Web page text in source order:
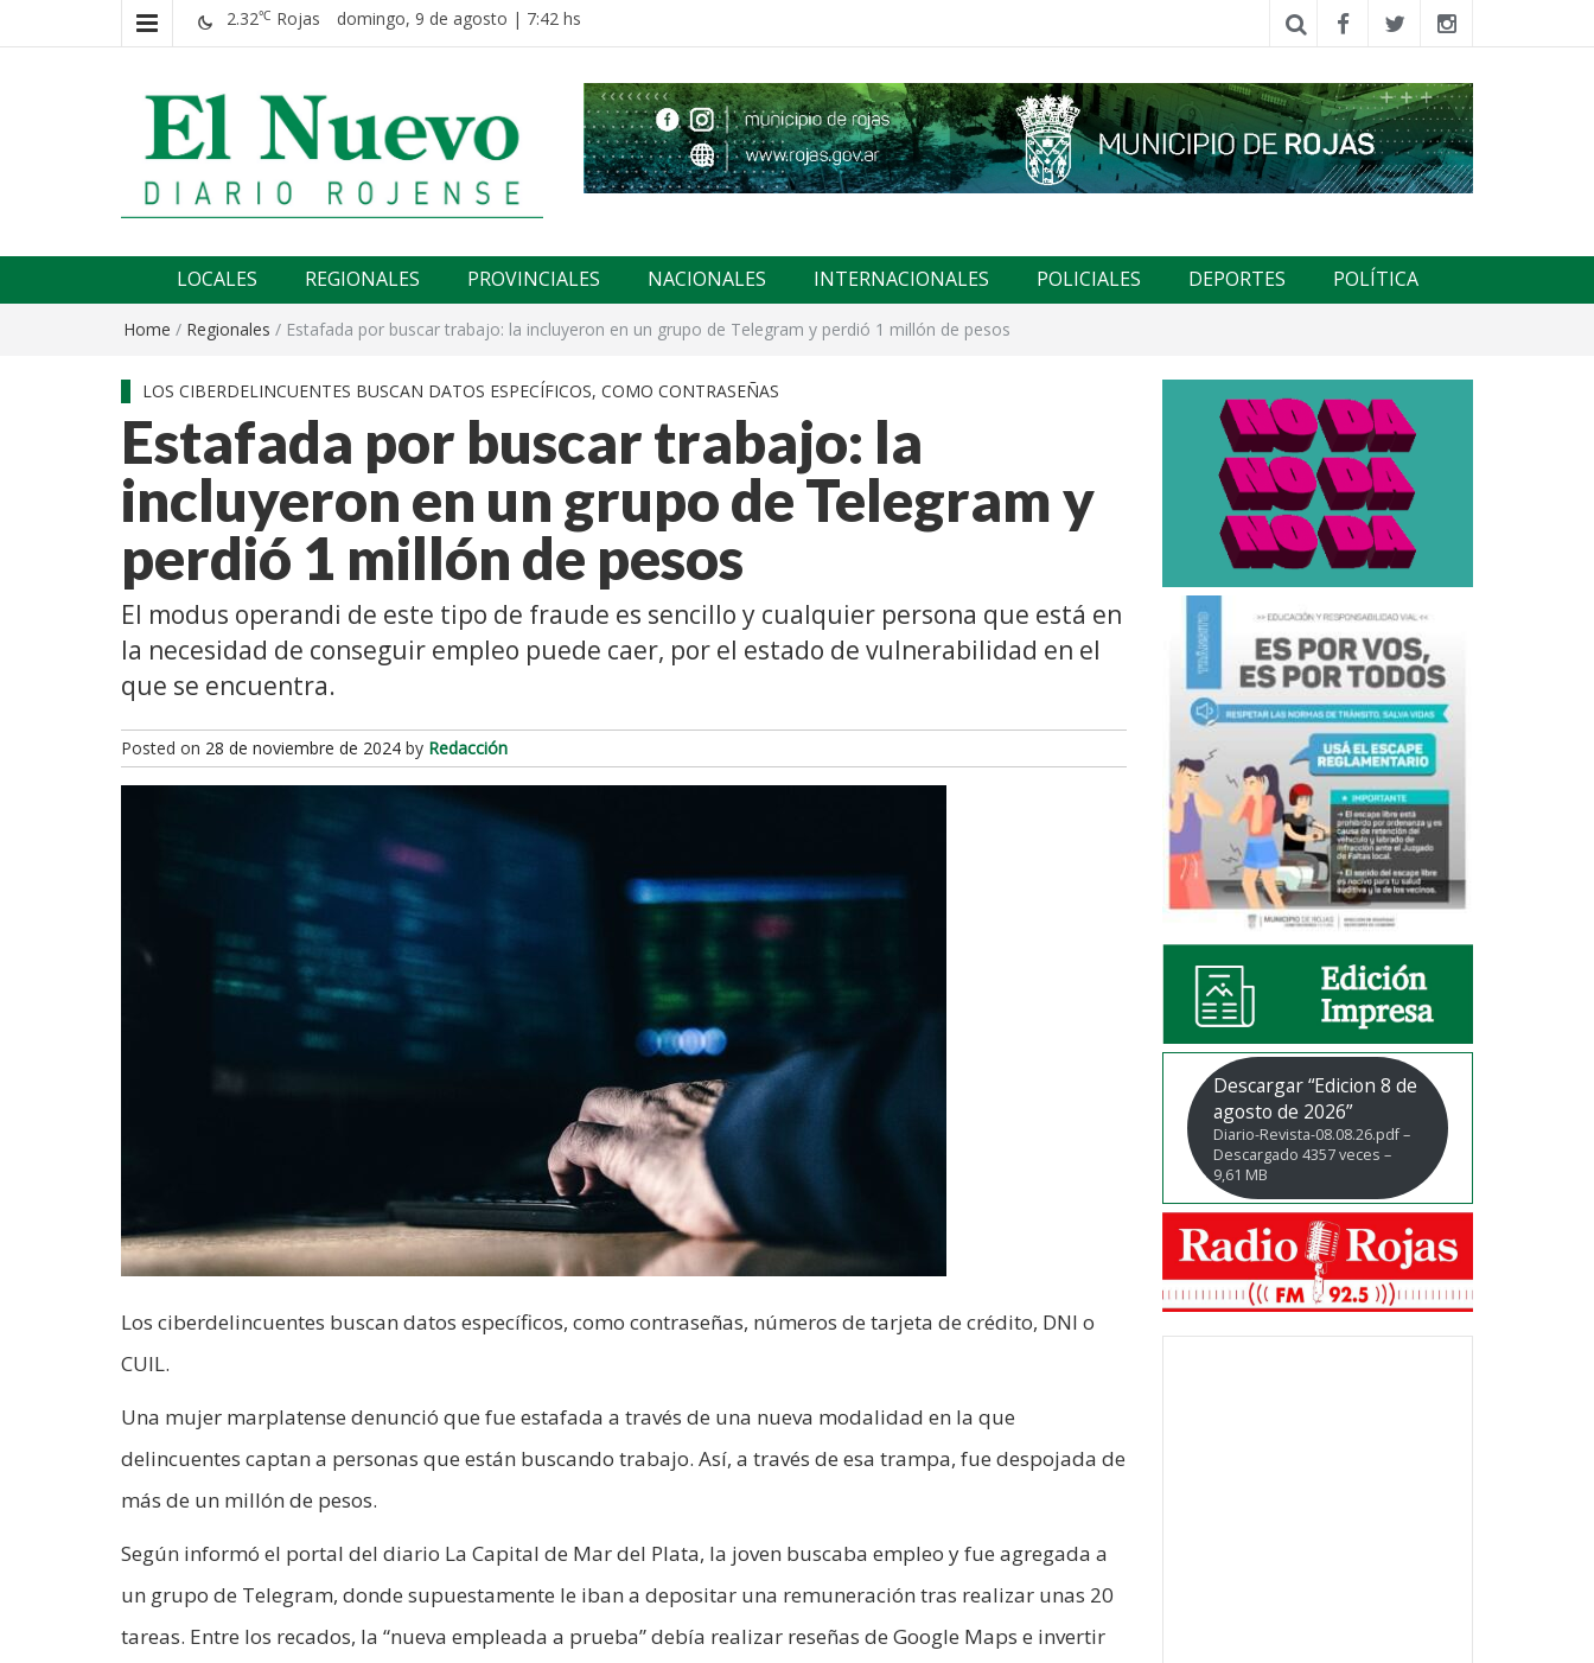
2.32℃ Rojas domingo, 9 de agosto | 7:42 hs
El nuevo rojense
LOCALES REGIONALES PROVINCIALES NACIONALES INTERNACIONALES POLICIALES DEPORTES POLÍTICA
Home / Regionales / Estafada por buscar trabajo: la incluyeron en un grupo de Telegram y perdió 1 millón de pesos
LOS CIBERDELINCUENTES BUSCAN DATOS ESPECÍFICOS, COMO CONTRASEÑAS
Estafada por buscar trabajo: la
incluyeron en un grupo de Telegram y
perdió 1 millón de pesos
El modus operandi de este tipo de fraude es sencillo y cualquier persona que está en
la necesidad de conseguir empleo puede caer, por el estado de vulnerabilidad en el
que se encuentra.
Posted on 28 de noviembre de 2024 by Redacción
Los ciberdelincuentes buscan datos específicos, como contraseñas, números de tarjeta de crédito, DNI o
CUIL.
Una mujer marplatense denunció que fue estafada a través de una nueva modalidad en la que
delincuentes captan a personas que están buscando trabajo. Así, a través de esa trampa, fue despojada de
más de un millón de pesos.
Según informó el portal del diario La Capital de Mar del Plata, la joven buscaba empleo y fue agregada a
un grupo de Telegram, donde supuestamente le iban a depositar una remuneración tras realizar unas 20
tareas. Entre los recados, la “nueva empleada a prueba” debía realizar reseñas de Google Maps e invertir
Descargar “Edicion 8 de
agosto de 2026”
Diario-Revista-08.08.26.pdf –
Descargado 4357 veces –
9,61 MB